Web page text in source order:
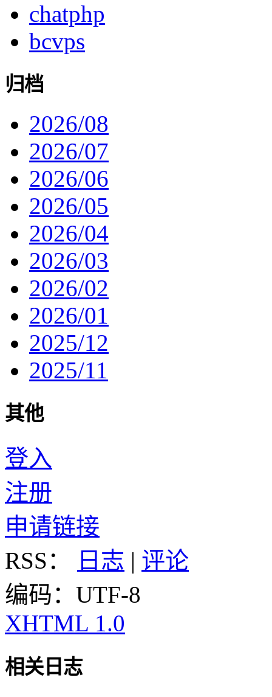
chatphp
bcvps
归档
2026/08
2026/07
2026/06
2026/05
2026/04
2026/03
2026/02
2026/01
2025/12
2025/11
其他
登入
注册
申请链接
RSS：
日志 | 评论
编码：UTF-8
XHTML 1.0
相关日志